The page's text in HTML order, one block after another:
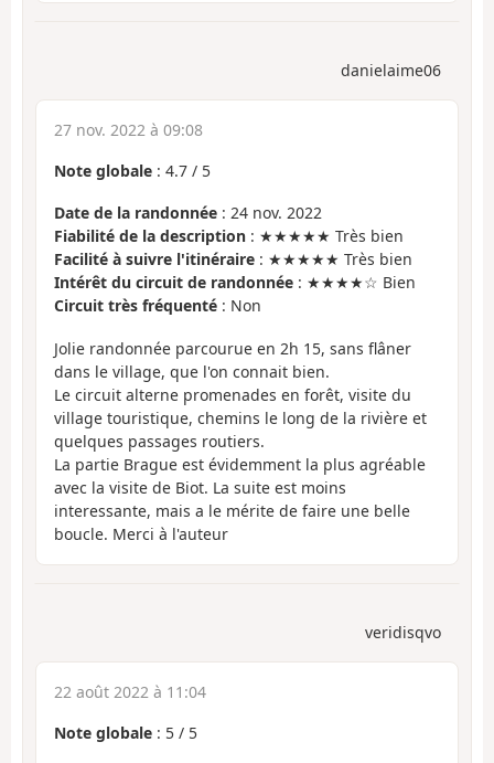
danielaime06
27 nov. 2022 à 09:08
Note globale : 4.7 / 5
Date de la randonnée : 24 nov. 2022
Fiabilité de la description : ★★★★★ Très bien
Facilité à suivre l'itinéraire : ★★★★★ Très bien
Intérêt du circuit de randonnée : ★★★★☆ Bien
Circuit très fréquenté : Non
Jolie randonnée parcourue en 2h 15, sans flâner
dans le village, que l'on connait bien.
Le circuit alterne promenades en forêt, visite du
village touristique, chemins le long de la rivière et
quelques passages routiers.
La partie Brague est évidemment la plus agréable
avec la visite de Biot. La suite est moins
interessante, mais a le mérite de faire une belle
boucle. Merci à l'auteur
veridisqvo
22 août 2022 à 11:04
Note globale : 5 / 5